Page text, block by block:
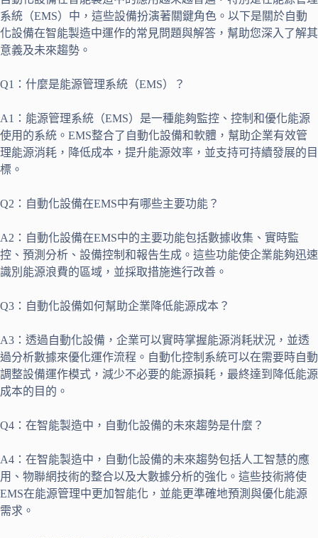
系統（EMS）中，這些設備扮演著關鍵角色。以下是關於自動
化設備在智能製造中運作的常見問題與解答，幫助您深入了解其
意義及未來趨勢。
Q1：什麼是能源管理系統（EMS）？
A1：能源管理系統（EMS）是一種能夠監控、控制和優化能源
使用的系統。EMS整合了自動化設備和軟體，幫助企業有效管
理能源消耗，降低成本，提升能源效率，並支持可持續發展的目
標。
Q2：自動化設備在EMS中有哪些主要功能？
A2：自動化設備在EMS中的主要功能包括數據收集、實時監
控、預測分析、設備控制和報告生成。這些功能使企業能夠迅速
識別能源浪費的區域，並採取措施進行改善。
Q3：自動化設備如何幫助企業降低能源成本？
A3：透過自動化設備，企業可以實時掌握能源消耗狀況，並透
過分析數據來優化運作流程。自動化控制系統可以在需要時自動
調整設備運作模式，減少不必要的能源損耗，最終達到降低能源
成本的目的。
Q4：在智能製造中，自動化設備的未來趨勢是什麼？
A4：在智能製造中，自動化設備的未來趨勢包括人工智慧的應
用、物聯網技術的整合以及大數據分析的強化。這些技術將使
EMS在能源管理中更加智能化，並能更準確地預測與優化能源
需求。